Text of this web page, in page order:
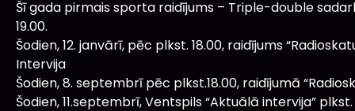
Šī gada pirmais sporta raidījums – Triple-double
19.00.
Šodien, 12. janvārī, pēc plkst. 18.00, raidījums
Intervija
Šodien, 8. septembrī pēc plkst.18.00, raidījumā
Šodien, 11.septembrī, Ventspils “Aktuālā intervija” plkst.